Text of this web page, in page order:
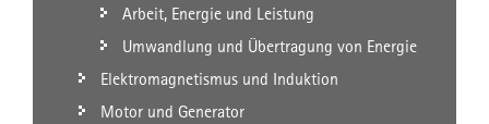
Arbeit, Energie und Leistung
Umwandlung und Übertragung von Energie
Elektromagnetismus und Induktion
Motor und Generator